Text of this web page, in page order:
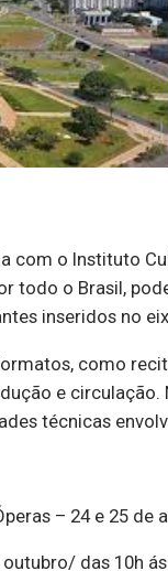
com o Instituto
todo o Brasil,
inseridos no
como
e
técnicas
– 24 e 25
das 10h